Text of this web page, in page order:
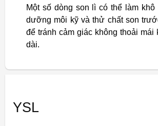
Một số dòng son lì có thể làm khô
dưỡng môi kỹ và thử chất son
để tránh cảm giác không thoải mái
dài.
YSL